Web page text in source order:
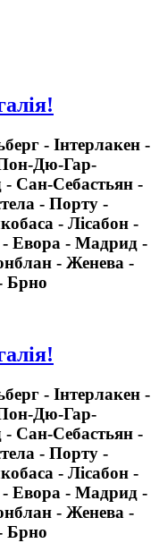
- Інтерлакен -
Пон-Дю-Гар-
Сан-Себастьян -
- Порту -
- Лісабон -
- Евора - Мадрид -
- Женева -
Брно
- Інтерлакен -
Пон-Дю-Гар-
Сан-Себастьян -
- Порту -
- Лісабон -
- Евора - Мадрид -
- Женева -
Брно